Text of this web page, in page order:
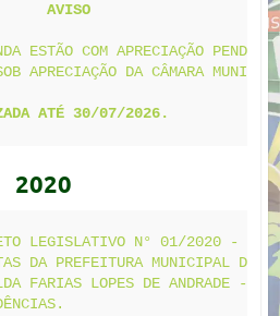
AVISO
ESTÃO COM APRECIAÇÃO
APRECIAÇÃO DA CÂMARA
ATÉ 30/07/2026.
LEGISLATIVO N° 01/2020 -
DA PREFEITURA MUNICIPAL DE
FARIAS LOPES DE ANDRADE -